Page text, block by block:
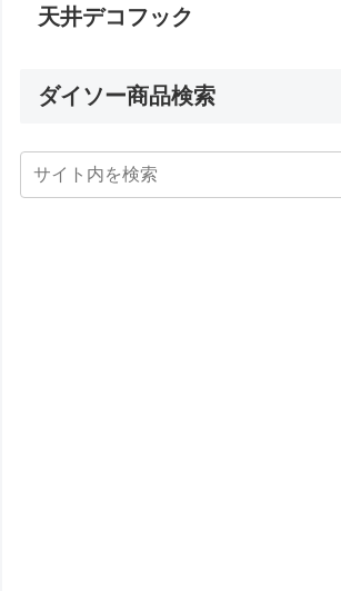
天井デコフック
ダイソー商品検索